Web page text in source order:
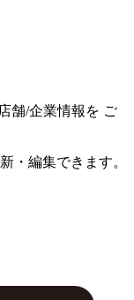
店舗/企業情報を ご
・編集できます。